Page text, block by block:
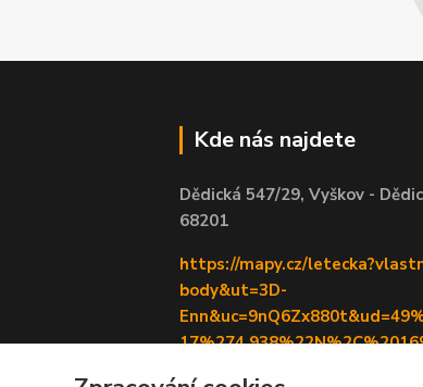
Kde nás najdete
Dědická 547/29, Vyškov -
68201
https://mapy.cz/
body&ut=3D-